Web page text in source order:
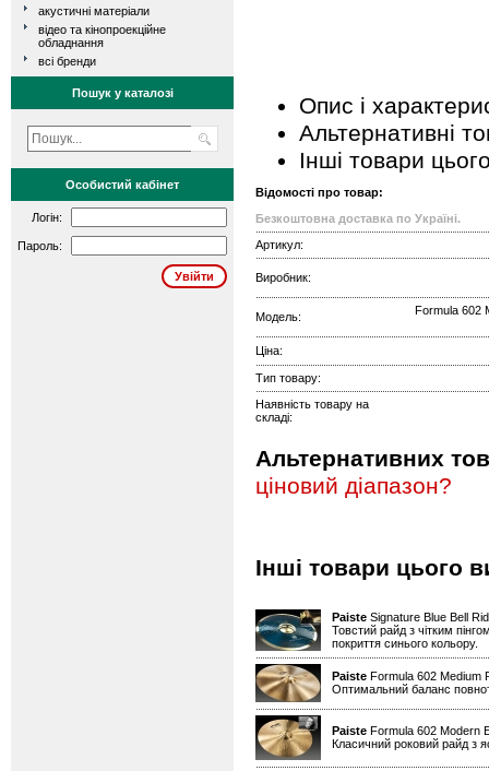
акустичні матеріали
відео та кінопроекційне
обладнання
всі бренди
Пошук у каталозі
Особистий кабінет
Логін:
Пароль:
Опис і
Альтернативні
Інші товари
Відомості про товар:
Безкоштовна доставка по Україні.
Артикул:
Виробник:
Модель: Formula 602
Ціна:
Тип товару:
Наявність товару на
складі:
Альтернативних
ціновий діапазон?
Інші товари цього
Paiste Signature Blue Bell
Товстий райд з чітким
покриття синього кольору.
Paiste Formula 602 Medium
Оптимальний баланс
Paiste Formula 602 Modern
Класичний роковий райд з